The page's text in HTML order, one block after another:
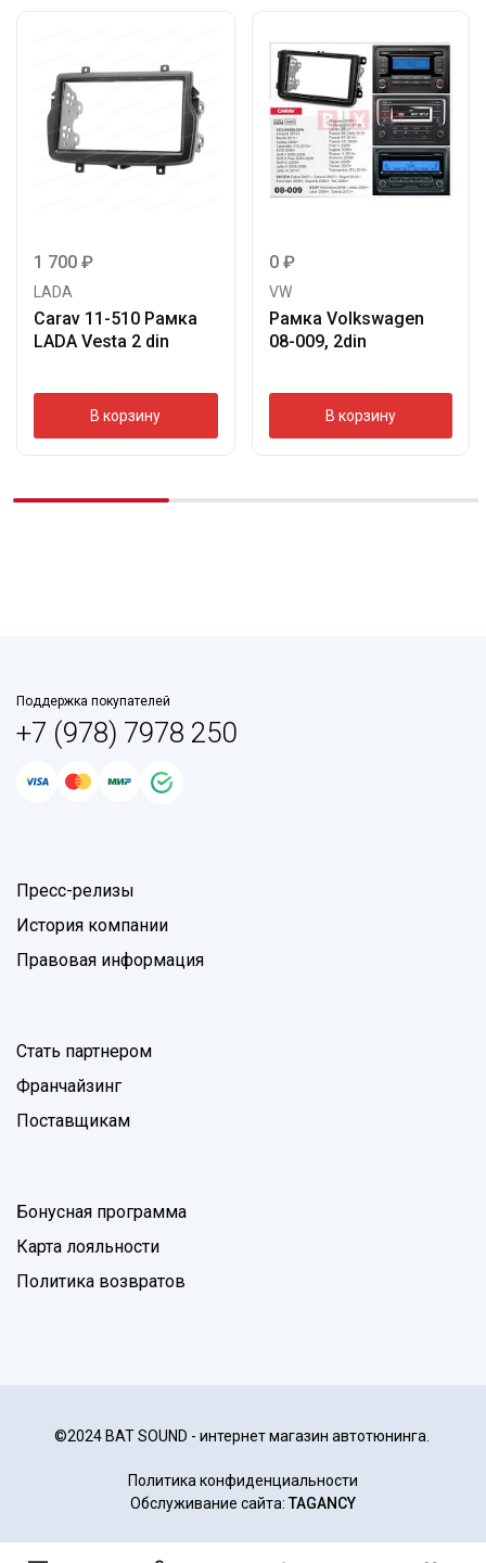
1 700 ₽
LADA
Carav 11-510 Рамка
LADA Vesta 2 din
В корзину
0 ₽
VW
Рамка Volkswagen
08-009, 2din
В корзину
Поддержка покупателей
+7 (978) 7978 250
Пресс-релизы
История компании
Правовая информация
Стать партнером
Франчайзинг
Поставщикам
Бонусная программа
Карта лояльности
Политика возвратов
©2024 BAT SOUND - интернет магазин автотюнинга.
Политика конфиденциальности
Обслуживание сайта: TAGANCY